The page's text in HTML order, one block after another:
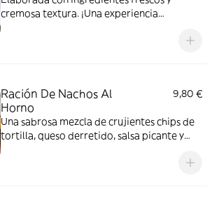
cremosa textura. ¡Una experiencia
Ración De Nachos Al
Horno
9,80 €
Una sabrosa mezcla de crujientes chips de
tortilla, queso derretido, salsa picante y